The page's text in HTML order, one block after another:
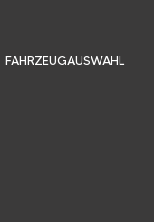
FAHRZEUGAUSWAHL